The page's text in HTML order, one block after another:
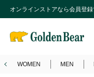
オンラインストアなら会員登録
WOMEN MEN